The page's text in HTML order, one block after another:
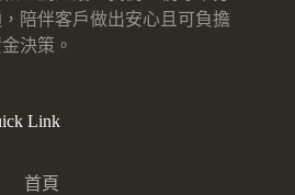
陪伴客戶做出安心且可負擔
決策。
Link
首頁